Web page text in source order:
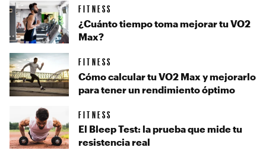
FITNESS
¿Cuánto tiempo toma mejorar tu VO2
Max?
FITNESS
Cómo calcular tu VO2 Max y mejorarlo
para tener un rendimiento óptimo
FITNESS
El Bleep Test: la prueba que mide tu
resistencia real